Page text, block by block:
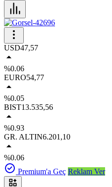
USD47,57
%0.06
EURO54,77
%0.05
BIST13.535,56
%0.93
GR. ALTIN6.201,10
%0.06
Premium'a Geç Reklam Ver